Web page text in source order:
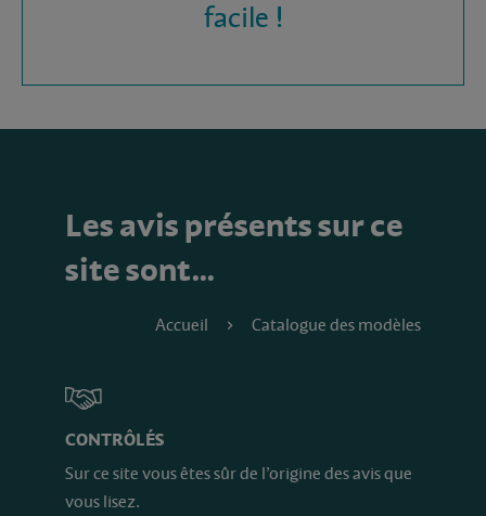
facile !
Les avis présents sur ce
site sont…
Accueil Catalogue des modèles
CONTRÔLÉS
Sur ce site vous êtes sûr de l’origine des avis que
vous lisez.